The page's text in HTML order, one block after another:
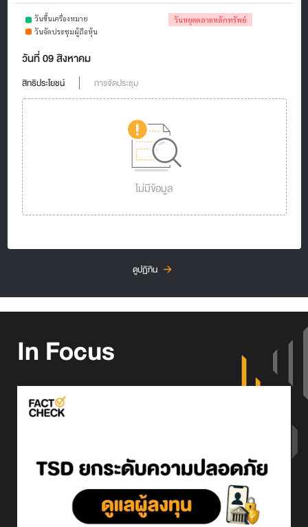
วันขึ้นเครื่องหมาย
วันหยุดตลาดหลักทรัพย์
วันจัดประชุมผู้ถือหุ้น
วันที่ 09 สิงหาคม
สิทธิประโยชน์ การจัดประชุม
ไม่มีข้อมูล
ดูปฏิทิน
In Focus